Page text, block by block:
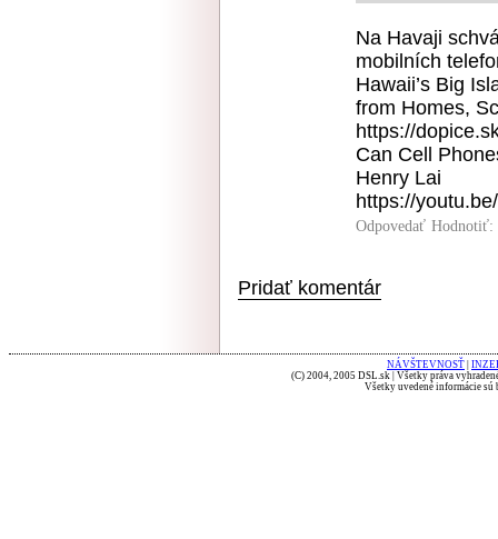
Na Havaji
mobilních
Hawaii’s Big
from Homes,
https://
Can Cell
Henry Lai
https://
Odpovedať Hodnotiť:
Pridať komentár
NÁVŠTEVNOSŤ
(C) 2004, 2005 DSL.sk | Všetky práva
Všetky uvedené informácie sú